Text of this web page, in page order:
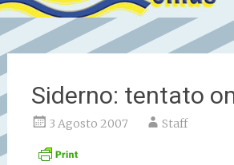
Siderno: tentato
3 Agosto 2007 Staff